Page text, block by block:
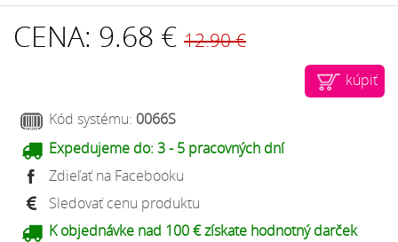
CENA: 9.68 € 12.90 €
kúpiť
Kód systému: 0066S
Expedujeme do: 3 - 5 pracovných dní
Zdieľať na Facebooku
Sledovať cenu produktu
K objednávke nad 100 € získate hodnotný darček